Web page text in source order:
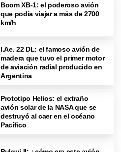
Boom XB-1: el poderoso avión
que podía viajar a más de 2700
km/h
I.Ae. 22 DL: el famoso avión de
madera que tuvo el primer motor
de aviación radial producido en
Argentina
Prototipo Helios: el extraño
avión solar de la NASA que se
destruyó al caer en el océano
Pacífico